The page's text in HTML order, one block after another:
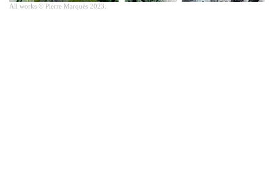
All works © Pierre Marquès 2023.